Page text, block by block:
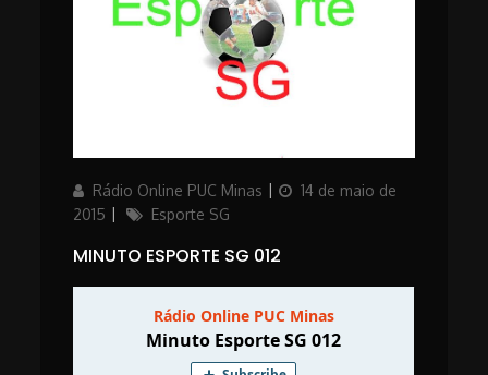
AuthorRádio Online PUC Minas
Posted
14 de maio de
2015
Categories
Esporte SG
MINUTO ESPORTE SG 012